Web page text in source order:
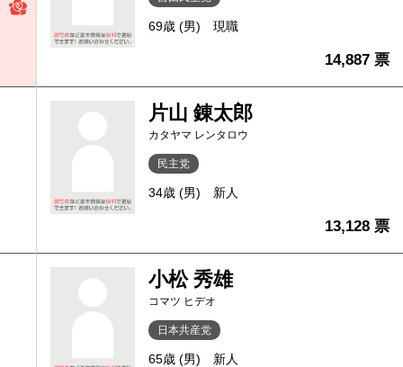
69歳 (男) 現職
14,887 票
片山 錬太郎
カタヤマ レンタロウ
民主党
34歳 (男) 新人
13,128 票
小松 秀雄
コマツ ヒデオ
日本共産党
65歳 (男) 新人